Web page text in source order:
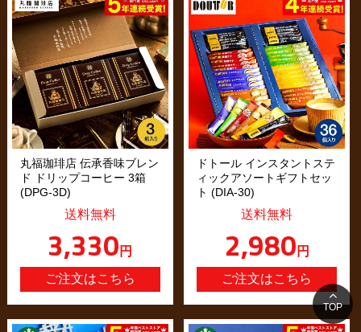
丸福珈琲店 伝承香味ブレン
ド ドリップコーヒー 3箱
(DPG-3D)
送料無料
3,330円
ドトール インスタントステ
ィックアソートギフトセッ
ト (DIA-30)
送料無料
2,980円
TOP